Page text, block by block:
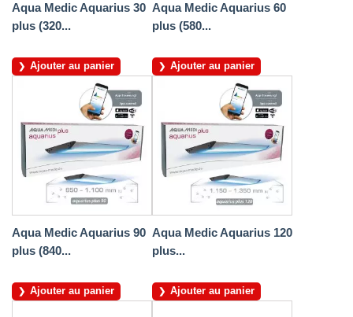
Aqua Medic Aquarius 30
plus (320...
Ajouter au panier
Aqua Medic Aquarius 60
plus (580...
Ajouter au panier
Aqua Medic Aquarius 90
plus (840...
Ajouter au panier
Aqua Medic Aquarius 120
plus...
Ajouter au panier